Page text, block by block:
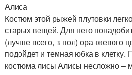
Алиса
Костюм этой рыжей плутовки
старых вещей. Для него
(лучше всего, в пол) оранжевого
подойдет и темная юбка в клетку.
костюма лисы Алисы несложно –